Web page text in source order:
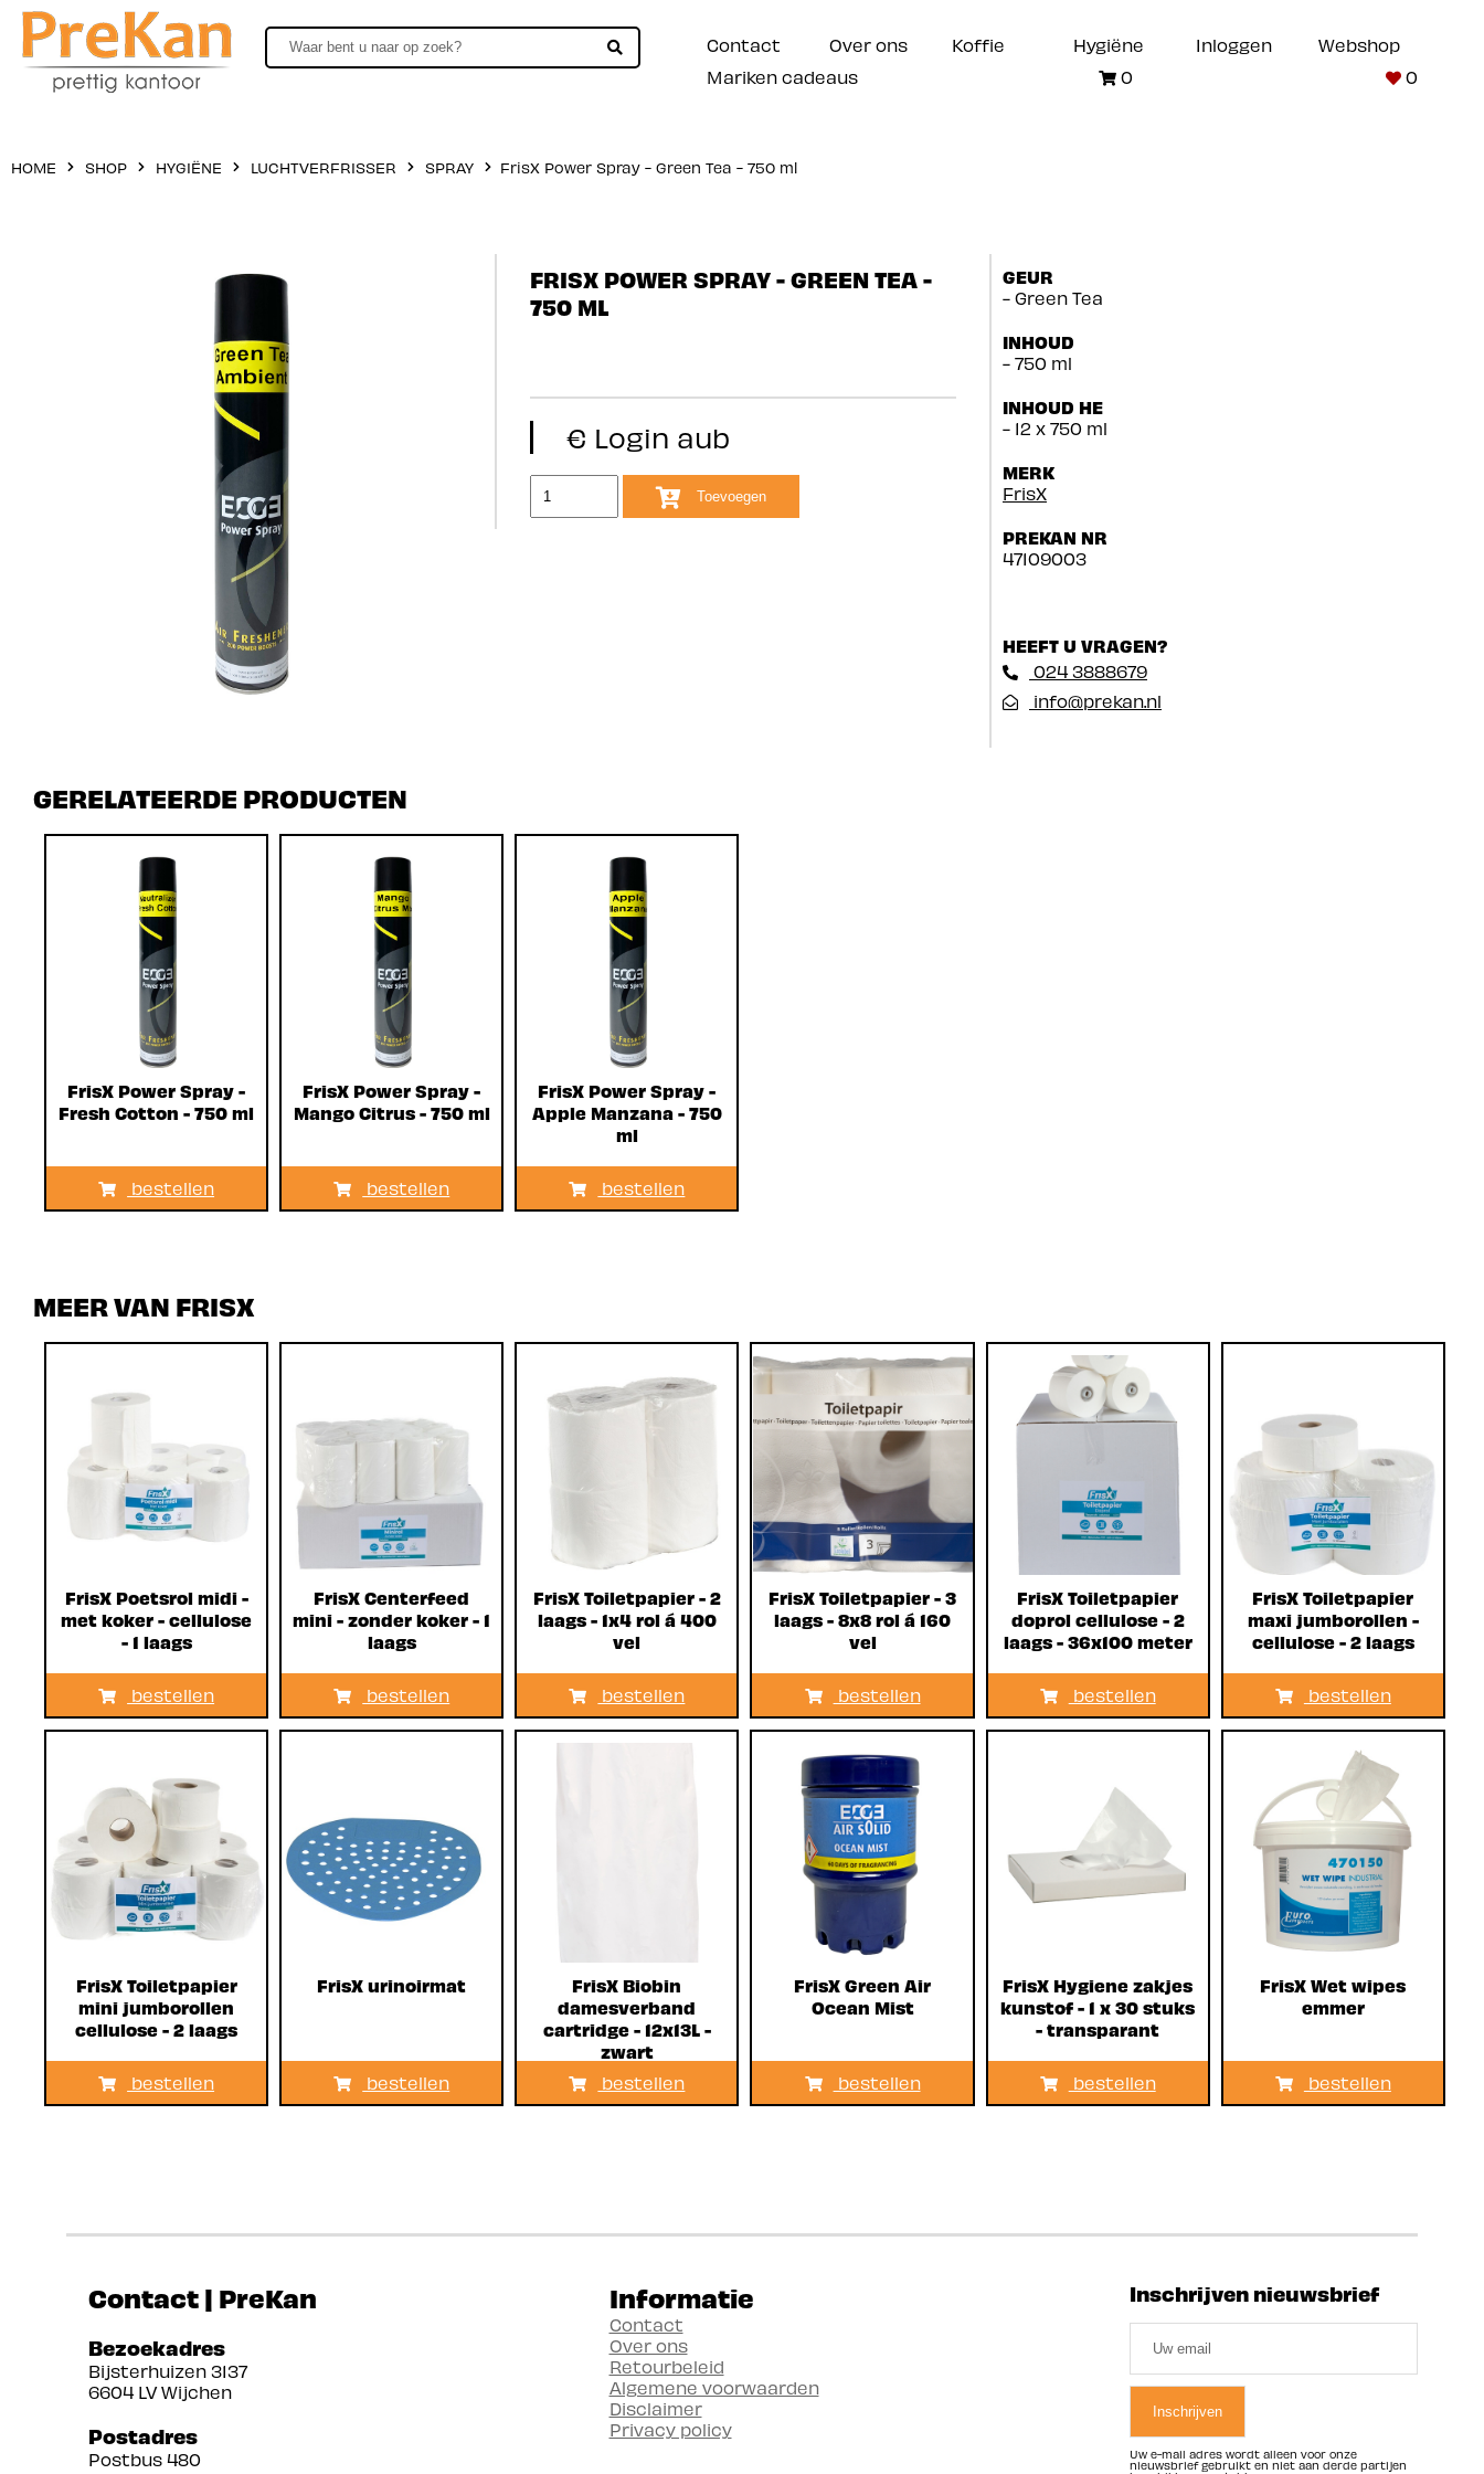
Contact Over ons Koffie Hygiëne Inloggen
Webshop
Mariken cadeaus
0 0
HOME SHOP HYGIËNE LUCHTVERFRISSER SPRAY FrisX Power Spray - Green Tea - 750 ml
FRISX POWER SPRAY - GREEN TEA -
750 ML
€ Login aub
Toevoegen
GEUR
- Green Tea
INHOUD
- 750 ml
INHOUD HE
- 12 x 750 ml
MERK
FrisX
PREKAN NR
47109003
HEEFT U VRAGEN?
024 3888679
info@prekan.nl
GERELATEERDE PRODUCTEN
FrisX Power Spray -
Fresh Cotton - 750 ml
bestellen
FrisX Power Spray -
Mango Citrus - 750 ml
bestellen
FrisX Power Spray -
Apple Manzana - 750
ml
bestellen
MEER VAN FRISX
FrisX Poetsrol midi -
met koker - cellulose
- 1 laags
bestellen
FrisX Centerfeed
mini - zonder koker - 1
laags
bestellen
FrisX Toiletpapier - 2
laags - 1x4 rol á 400
vel
bestellen
FrisX Toiletpapier - 3
laags - 8x8 rol á 160
vel
bestellen
FrisX Toiletpapier
doprol cellulose - 2
laags - 36x100 meter
bestellen
FrisX Toiletpapier
maxi jumborollen -
cellulose - 2 laags
bestellen
FrisX Toiletpapier
mini jumborollen
cellulose - 2 laags
bestellen
FrisX urinoirmat
bestellen
FrisX Biobin
damesverband
cartridge - 12x13L -
zwart
bestellen
FrisX Green Air
Ocean Mist
bestellen
FrisX Hygiene zakjes
kunstof - 1 x 30 stuks
- transparant
bestellen
FrisX Wet wipes
emmer
bestellen
Contact | PreKan
Bezoekadres
Bijsterhuizen 3137
6604 LV Wijchen
Postadres
Postbus 480
Informatie
Contact
Over ons
Retourbeleid
Algemene voorwaarden
Disclaimer
Privacy policy
Inschrijven nieuwsbrief
Uw e-mail adres wordt alleen voor onze
nieuwsbrief gebruikt en niet aan derde partijen